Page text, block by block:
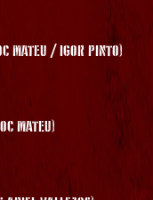
MATEU / IGOR PINTO)
MATEU)